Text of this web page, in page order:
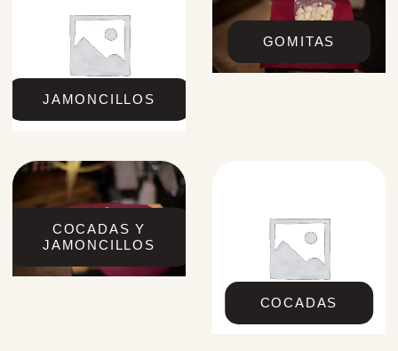
JAMONCILLOS
GOMITAS
COCADAS Y
JAMONCILLOS
COCADAS